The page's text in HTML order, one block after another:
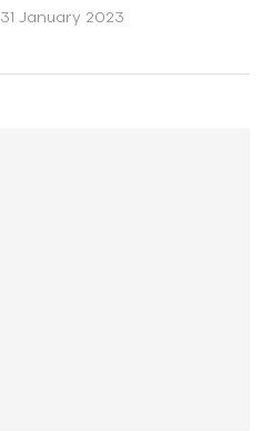
31 January 2023